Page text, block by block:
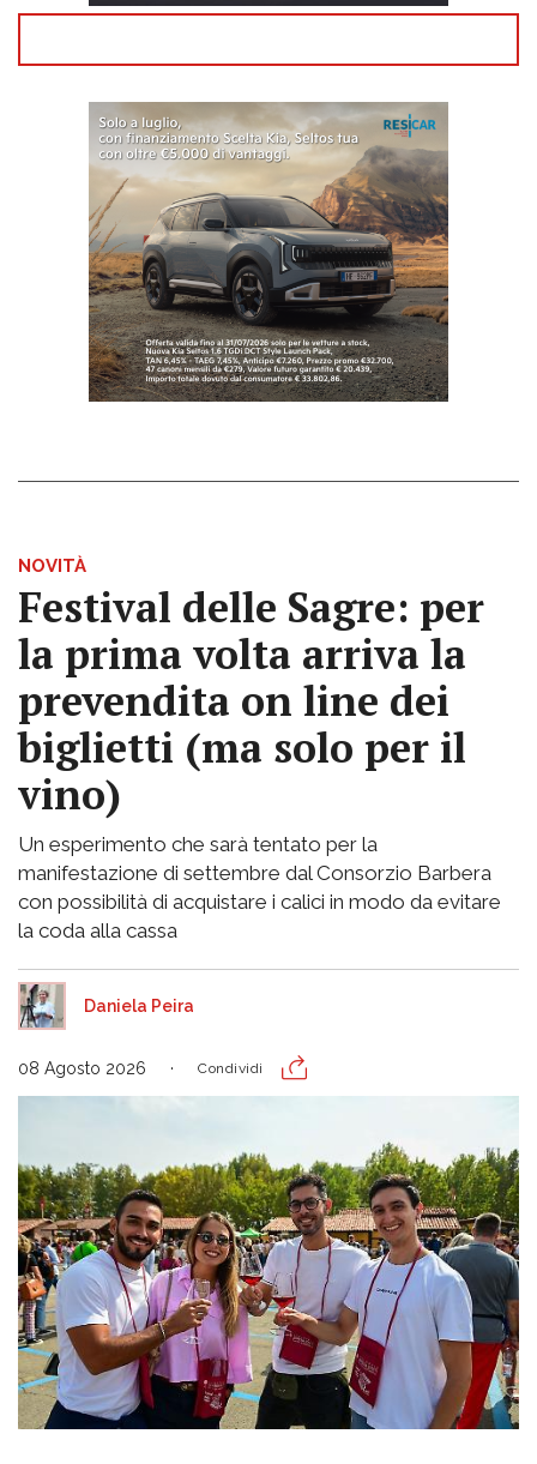
NOVITÀ
Festival delle Sagre: per
la prima volta arriva la
prevendita on line dei
biglietti (ma solo per il
vino)
Un esperimento che sarà tentato per la
manifestazione di settembre dal Consorzio Barbera
con possibilità di acquistare i calici in modo da evitare
la coda alla cassa
Daniela Peira
08 Agosto 2026 Condividi